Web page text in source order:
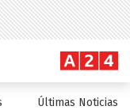
Últimas Noticias